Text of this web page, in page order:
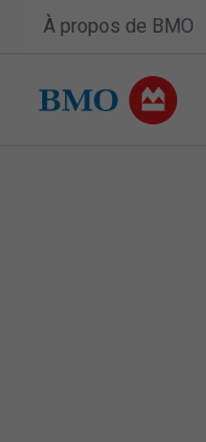
Sauter la navigation
Site Selector
À propos de BMO